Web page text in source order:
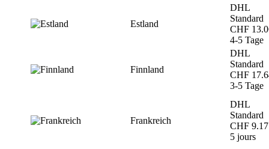
Estland
DHL
Standard
CHF
4-5 Tage
Finnland
DHL
Standard
CHF
3-5 Tage
Frankreich
DHL
Standard
CHF 9.17
5 jours